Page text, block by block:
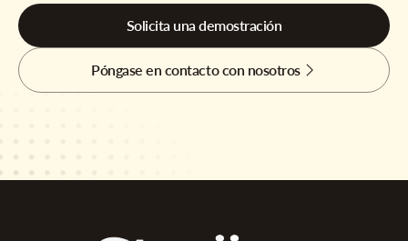
Solicita una demostración
Póngase en contacto con nosotros